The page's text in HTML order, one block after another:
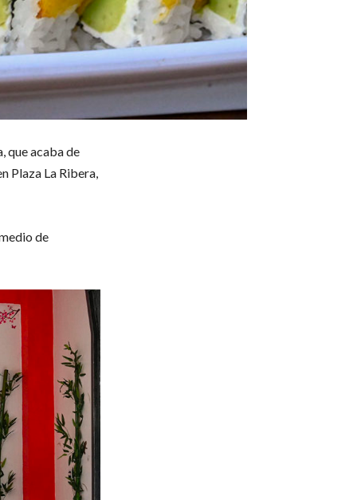
que acaba de
Plaza La Ribera,
de